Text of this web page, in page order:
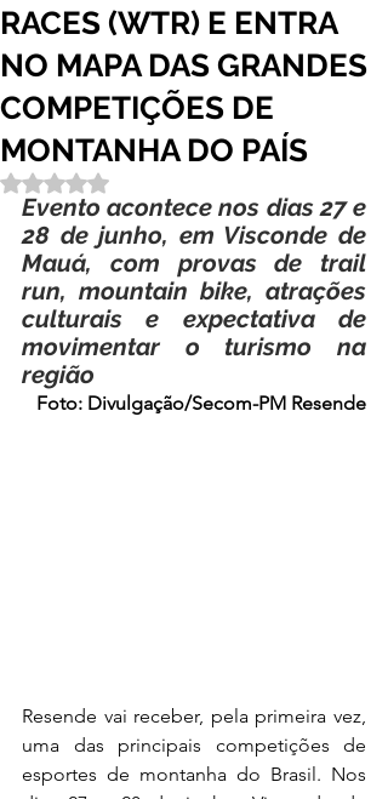
RACES (WTR) E ENTRA
NO MAPA DAS GRANDES
COMPETIÇÕES DE
MONTANHA DO PAÍS
Avaliado com NaN de 5 estrelas.
Evento acontece nos dias 27 e
28 de junho, em Visconde de
Mauá, com provas de trail
run, mountain bike, atrações
culturais e expectativa de
movimentar o turismo na
região
Foto: Divulgação/Secom-PM Resende
Resende vai receber, pela primeira vez,
uma das principais competições de
esportes de montanha do Brasil. Nos